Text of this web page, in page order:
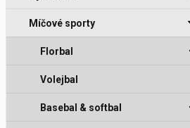
Míčové sporty
Florbal
Volejbal
Basebal & softbal